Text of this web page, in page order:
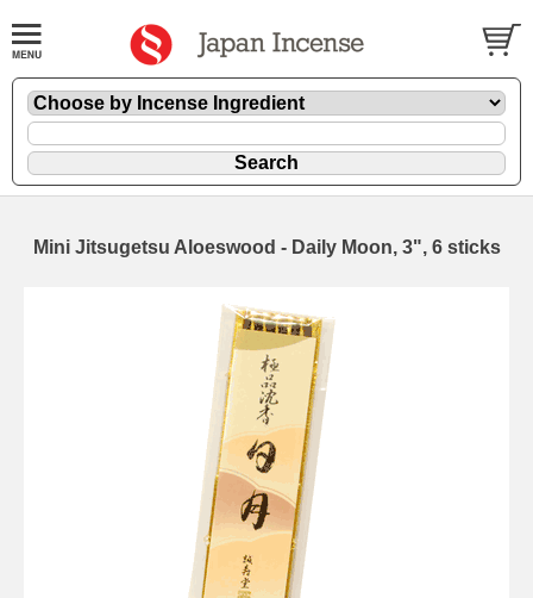
Mini Jitsugetsu Aloeswood - Daily Moon, 3", 6 sticks